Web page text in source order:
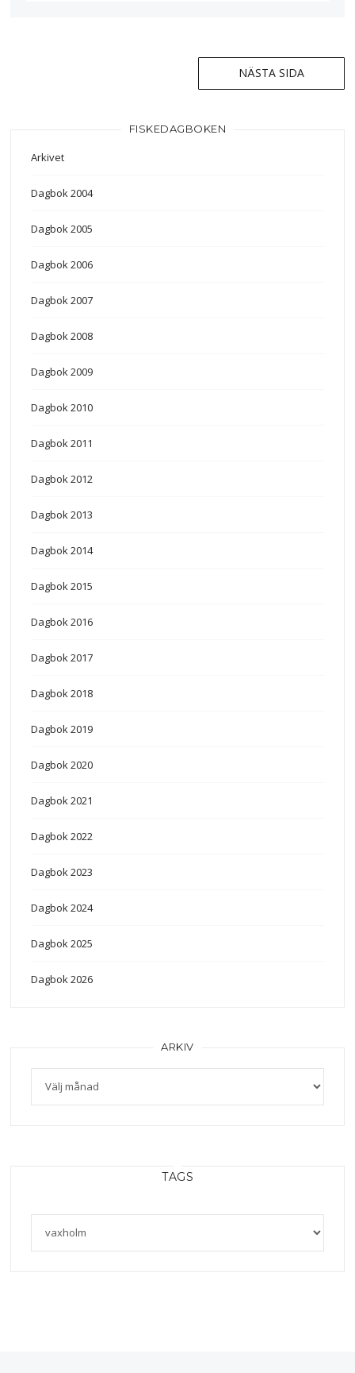
NÄSTA SIDA
FISKEDAGBOKEN
Arkivet
Dagbok 2004
Dagbok 2005
Dagbok 2006
Dagbok 2007
Dagbok 2008
Dagbok 2009
Dagbok 2010
Dagbok 2011
Dagbok 2012
Dagbok 2013
Dagbok 2014
Dagbok 2015
Dagbok 2016
Dagbok 2017
Dagbok 2018
Dagbok 2019
Dagbok 2020
Dagbok 2021
Dagbok 2022
Dagbok 2023
Dagbok 2024
Dagbok 2025
Dagbok 2026
ARKIV
Arkiv
TAGS